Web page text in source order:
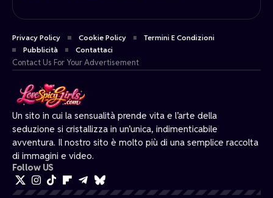
Un sito in cui la sensualità prende vita e l’arte della
seduzione si cristallizza in un’unica, indimenticabile
avventura. Il nostro sito è molto più di una semplice raccolta
di immagini e video.
Follow US
Privacy Policy Cookie Policy
Termini E Condizioni
Pubblicità
Contattaci
Contact Us For Your Advertisement